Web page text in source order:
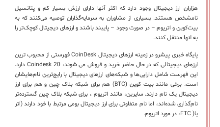
هزاران ارز دیجیتال وجود دارد که اکثر آنها دارای ارزش بسیار کم و پتانسیل
نامشخص هستند. بسیاری از مشاوران به سرمایه‌گذاران توصیه می‌کنند که به
بیت‌کوین و اتریوم – در صورت وجود – پایبند باشند و ارزهای دیجیتال کوچک‌تر را
به آنها منتقل کنند.
پایگاه خبری پیشرو در زمینه ارزهای دیجیتال CoinDesk فهرستی از محبوب ترین
ارزهای دیجیتالی که در حال حاضر خرید و فروش می شوند، Coindesk 20 دارد.
این فهرست شامل دارایی‌ها و شبکه‌های ارزهای دیجیتال با رایج‌ترین نام‌هایشان
است. برخی مانند بیت کوین (BTC) هم برای شبکه بلاک چین و هم برای ارز
دیجیتال یک نام دارند. سایرین، مانند اتریوم ، برای شبکه بلاک چین گسترده‌تر
نام‌گذاری شده‌اند، اما نام متفاوتی برای ارز دیجیتال بومی مرتبط با خود دارند (اتر
یا( ETC، در مورد اتریوم.